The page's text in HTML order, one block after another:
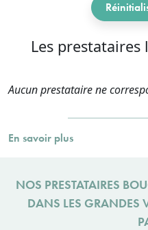
Les prestataires
Aucun prestataire ne
En savoir plus
NOS PRESTATAIRES
DANS LES GRANDES